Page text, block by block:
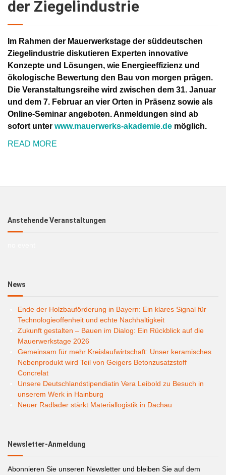
der Ziegelindustrie
Im Rahmen der Mauerwerkstage der süddeutschen
Ziegelindustrie diskutieren Experten innovative
Konzepte und Lösungen, wie Energieeffizienz und
ökologische Bewertung den Bau von morgen prägen.
Die Veranstaltungsreihe wird zwischen dem 31. Januar
und dem 7. Februar an vier Orten in Präsenz sowie als
Online-Seminar angeboten. Anmeldungen sind ab
sofort unter www.mauerwerks-akademie.de möglich.
READ MORE
Anstehende Veranstaltungen
News
Ende der Holzbauförderung in Bayern: Ein klares Signal für
Technologieoffenheit und echte Nachhaltigkeit
Zukunft gestalten – Bauen im Dialog: Ein Rückblick auf die
Mauerwerkstage 2026
Gemeinsam für mehr Kreislaufwirtschaft: Unser keramisches
Nebenprodukt wird Teil von Geigers Betonzusatzstoff
Concrelat
Unsere Deutschlandstipendiatin Vera Leibold zu Besuch in
unserem Werk in Hainburg
Neuer Radlader stärkt Materiallogistik in Dachau
Newsletter-Anmeldung
Abonnieren Sie unseren Newsletter und bleiben Sie auf dem